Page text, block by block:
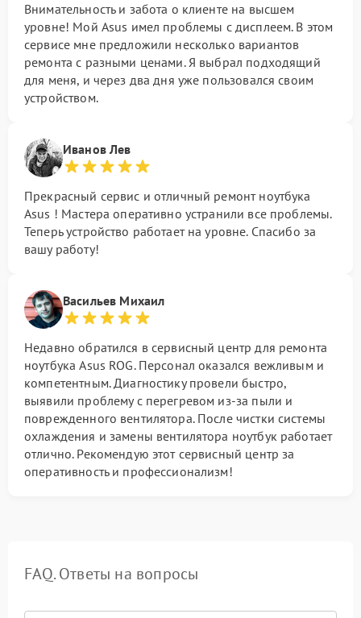
Внимательность и забота о клиенте на высшем
уровне! Мой Asus имел проблемы с дисплеем. В этом
сервисе мне предложили несколько вариантов
ремонта с разными ценами. Я выбрал подходящий
для меня, и через два дня уже пользовался своим
устройством.
Иванов Лев
Прекрасный сервис и отличный ремонт ноутбука
Asus ! Мастера оперативно устранили все проблемы.
Теперь устройство работает на уровне. Спасибо за
вашу работу!
Васильев Михаил
Недавно обратился в сервисный центр для ремонта
ноутбука Asus ROG. Персонал оказался вежливым и
компетентным. Диагностику провели быстро,
выявили проблему с перегревом из-за пыли и
поврежденного вентилятора. После чистки системы
охлаждения и замены вентилятора ноутбук работает
отлично. Рекомендую этот сервисный центр за
оперативность и профессионализм!
FAQ. Ответы на вопросы